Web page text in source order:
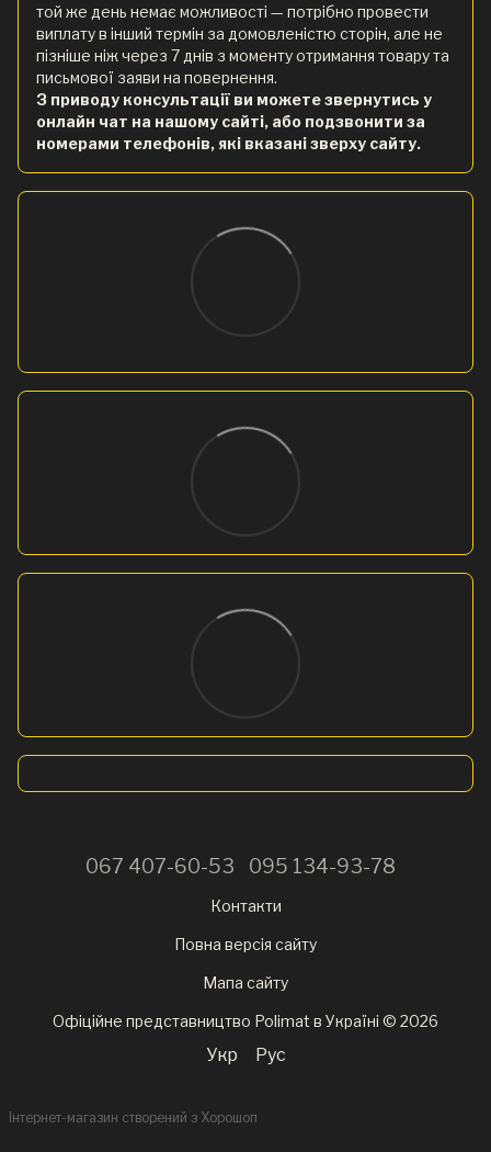
той же день немає можливості — потрібно провести
виплату в інший термін за домовленістю сторін, але не
пізніше ніж через 7 днів з моменту отримання товару та
письмової заяви на повернення.
З приводу консультації ви можете звернутись у
онлайн чат на нашому сайті, або подзвонити за
номерами телефонів, які вказані зверху сайту.
067 407-60-53 095 134-93-78
Контакти
Повна версія сайту
Мапа сайту
Офіційне представництво Polimat в Україні © 2026
Укр Рус
Інтернет-магазин створений з Хорошоп